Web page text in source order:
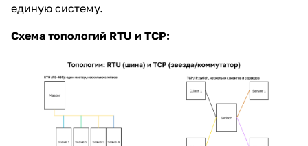
единую систему.
Схема топологий RTU и TCP: